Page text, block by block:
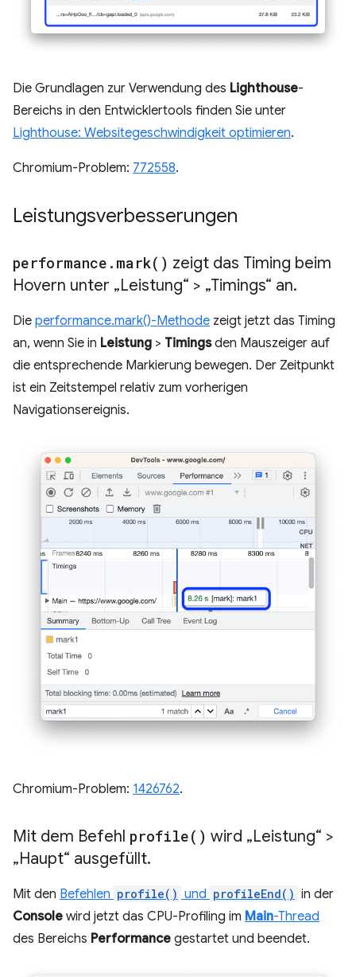
Die Grundlagen zur Verwendung des Lighthouse-
Bereichs in den Entwicklertools finden Sie unter
Lighthouse: Websitegeschwindigkeit optimieren.
Chromium-Problem: 772558.
Leistungsverbesserungen
performance . mark( ) zeigt das Timing beim
Hovern unter „Leistung“ > „Timings“ an.
Die performance.mark()-Methode zeigt jetzt das Timing
an, wenn Sie in Leistung > Timingsden Mauszeiger auf
die entsprechende Markierung bewegen. Der Zeitpunkt
ist ein Zeitstempel relativ zum vorherigen
Navigationsereignis.
Chromium-Problem: 1426762.
Mit dem Befehl profile( ) wird „Leistung“ >
„Haupt“ ausgefüllt.
Mit den Befehlen profile() und profileEnd() in der
Console wird jetzt das CPU-Profiling im Main-Thread
des Bereichs Performance gestartet und beendet.